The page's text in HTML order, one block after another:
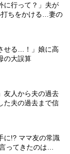
に行って？」夫が
打ちをかける…妻の
せる…！」娘に高
の大誤算
友人から夫の過去
た夫の過去まで信
に!? ママ友の常識
ってきたのは…